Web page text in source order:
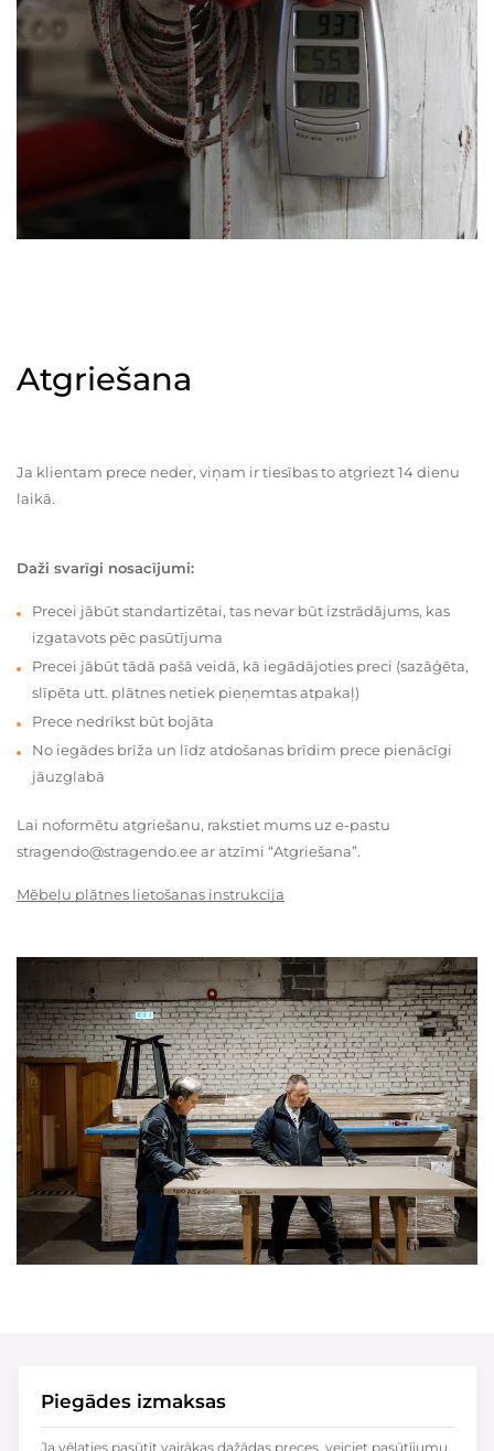
Atgriešana
Ja klientam prece neder, viņam ir tiesības to atgriezt 14 dienu
laikā.
Daži svarīgi nosacījumi:
Precei jābūt standartizētai, tas nevar būt izstrādājums, kas
izgatavots pēc pasūtījuma
Precei jābūt tādā pašā veidā, kā iegādājoties preci (sazāģēta,
slīpēta utt. plātnes netiek pieņemtas atpakaļ)
Prece nedrīkst būt bojāta
No iegādes brīža un līdz atdošanas brīdim prece pienācīgi
jāuzglabā
Lai noformētu atgriešanu, rakstiet mums uz e-pastu
stragendo@stragendo.ee ar atzīmi “Atgriešana”.
Mēbeļu plātnes lietošanas instrukcija
Piegādes izmaksas
Ja vēlaties pasūtīt vairākas dažādas preces, veiciet pasūtījumu,